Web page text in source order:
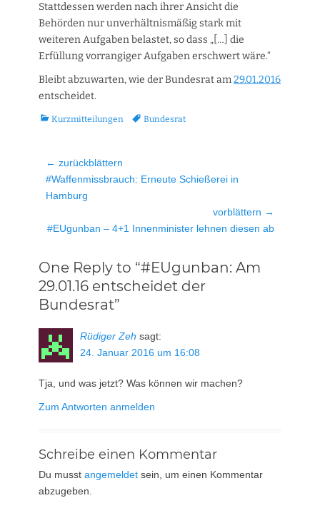
Stattdessen werden nach ihrer Ansicht die
Behörden nur unverhältnismäßig stark mit
weiteren Aufgaben belastet, so dass „[…] die
Erfüllung vorrangiger Aufgaben erschwert wäre.“
Bleibt abzuwarten, wie der Bundesrat am29.01.2016
entscheidet.
Kategorien
Kurzmitteilungen TagsBundesrat
Beitragsnavigation
← zurückblättern
Vorheriger
Beitrag:
#Waffenmissbrauch: Erneute Schießerei in
Hamburg
vorblättern →
Nächster
#EUgunban – 4+1 Innenminister lehnen diesen ab
One Reply to “#EUgunban: Am
29.01.16 entscheidet der
Bundesrat”
Rüdiger Zeh sagt:
24. Januar 2016 um 16:08
Tja, und was jetzt? Was können wir machen?
Zum Antworten anmelden
Schreibe einen Kommentar
Du musst angemeldet sein, um einen Kommentar
abzugeben.